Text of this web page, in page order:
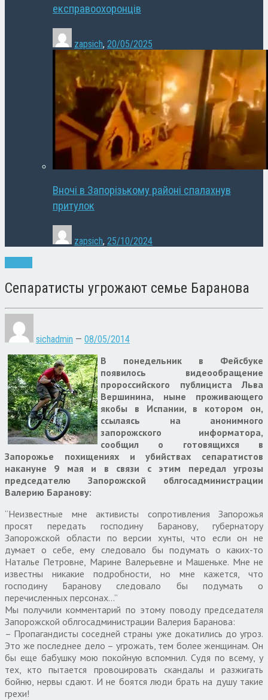
експравоохоронців
zapsich, 20/05/2025
Вночі в Запорізькому районі спалахнув
притулок
zapsich, 25/10/2024
Сепаратисты угрожают семье Баранова
sichadmin — 08/05/2014
В понедельник в Фейсбуке
появилось видеообращение
пророссийского публициста Льва
Вершинина, ныне проживающего
якобы в Испании, в котором он,
ссылаясь на анонимного
запорожского информатора,
сообщил о готовящихся в
Запорожье похищениях и убийствах сепаратистов
накануне 9 мая и в связи с этим передал угрозы
председателю Запорожской облгосадминистрации
Валерию Баранову:
“Неизвестные мне активисты сопротивления Запорожья
просят передать господину Баранову, губернатору
Запорожской области по версии хунты, что если он не
думает о себе, ему следовало бы подумать о каких-то
Наталье Петровне, Марине Валерьевне и Машеньке. Мне не
известны никакие подробности, но мне кажется, что
господину Баранову следовало бы подумать о
перечисленных персонах…”
Мы получили комментарий по этому поводу председателя
Запорожской облгосадминистрации Валерия Баранова:
– Пропагандисты соседней страны уже докатились до угроз.
Это же последнее дело – угрожать, тем более женщинам. Он
бы еще бабушку мою покойную вспомнил. Судя по всему, у
тех, кто пытается провоцировать скандалы и разжигать
бойню, нервы сдают. И не боятся люди брать на душу такие
грехи!